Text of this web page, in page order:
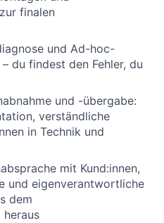
finalen
und Ad-hoc-
du findest den Fehler, du
und -übergabe:
verständliche
in Technik und
mit Kund:innen,
und eigenverantwortliche
dem
heraus